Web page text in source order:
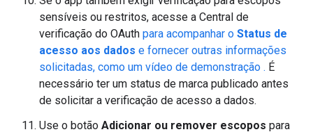
sensíveis ou restritos, acesse a Central de
verificação do OAuth para acompanhar o Status de
acesso aos dados e fornecer outras informações
solicitadas, como um vídeo de demonstração . É
necessário ter um status de marca publicado antes
de solicitar a verificação de acesso a dados.
Use o botão Adicionar ou remover escopos para